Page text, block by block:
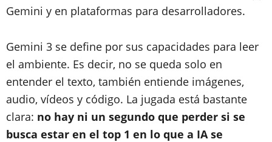
Gemini y en plataformas para desarrolladores.
Gemini 3 se define por sus capacidades para leer
el ambiente. Es decir, no se queda solo en
entender el texto, también entiende imágenes,
audio, vídeos y código. La jugada está bastante
clara: no hay ni un segundo que perder si se
busca estar en el top 1 en lo que a IA se